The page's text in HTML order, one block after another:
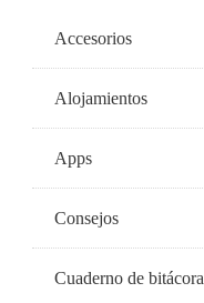
Accesorios
Alojamientos
Apps
Consejos
Cuaderno de bitácora